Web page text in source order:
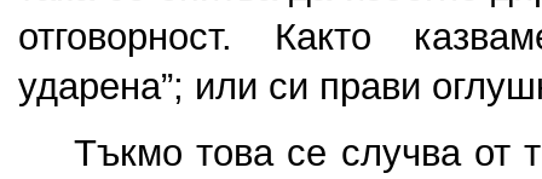
отговорност. Както
ударена”; или си прави
Тъкмо това се случва от